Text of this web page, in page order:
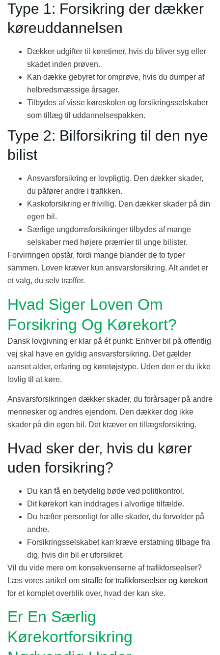
Type 1: Forsikring der dækker
køreuddannelsen
Dækker udgifter til køretimer, hvis du bliver syg eller
skadet inden prøven.
Kan dække gebyret for omprøve, hvis du dumper af
helbredsmæssige årsager.
Tilbydes af visse køreskolen og forsikringsselskaber
som tillæg til uddannelsespakken.
Type 2: Bilforsikring til den nye
bilist
Ansvarsforsikring er lovpligtig. Den dækker skader,
du påfører andre i trafikken.
Kaskoforsikring er frivillig. Den dækker skader på din
egen bil.
Særlige ungdomsforsikringer tilbydes af mange
selskaber med højere præmier til unge bilister.
Forvirringen opstår, fordi mange blander de to typer
sammen. Loven kræver kun ansvarsforsikring. Alt andet er
et valg, du selv træffer.
Hvad Siger Loven Om
Forsikring Og Kørekort?
Dansk lovgivning er klar på ét punkt: Enhver bil på offentlig
vej skal have en gyldig ansvarsforsikring. Det gælder
uanset alder, erfaring og køretøjstype. Uden den er du ikke
lovlig til at køre.
Ansvarsforsikringen dækker skader, du forårsager på andre
mennesker og andres ejendom. Den dækker dog ikke
skader på din egen bil. Det kræver en tillægsforsikring.
Hvad sker der, hvis du kører
uden forsikring?
Du kan få en betydelig bøde ved politikontrol.
Dit kørekort kan inddrages i alvorlige tilfælde.
Du hæfter personligt for alle skader, du forvolder på
andre.
Forsikringsselskabet kan kræve erstatning tilbage fra
dig, hvis din bil er uforsikret.
Vil du vide mere om konsekvenserne af trafikforseelser?
Læs vores artikel om straffe for trafikforseelser og kørekort
for et komplet overblik over, hvad der kan ske.
Er En Særlig
Kørekortforsikring